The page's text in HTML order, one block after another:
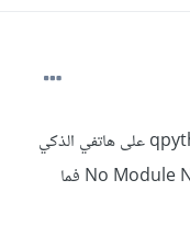
عند تشغيل برنامج tkinter باستخدام qpython على هاتفي الذكي
احصل على خطأ من نوع No Module Named _tkinter فما